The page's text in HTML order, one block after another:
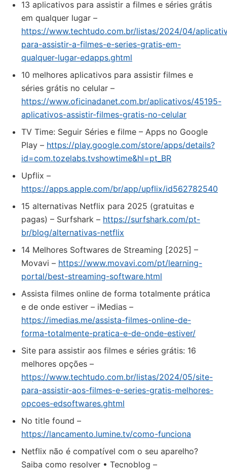
13 aplicativos para assistir a filmes e séries grátis
em qualquer lugar –
https://www.techtudo.com.br/listas/2024/04/
para-assistir-a-filmes-e-series-gratis-em-
qualquer-lugar-edapps.ghtml
10 melhores aplicativos para assistir filmes e
séries grátis no celular –
https://www.oficinadanet.com.br/aplicativos/45195-
aplicativos-assistir-filmes-gratis-no-celular
TV Time: Seguir Séries e filme – Apps no Google
Play – https://play.google.com/store/apps/details?
id=com.tozelabs.tvshowtime&hl=pt_BR
‎Upflix –
https://apps.apple.com/br/app/upflix/id562782540
15 alternativas Netflix para 2025 (gratuitas e
pagas) – Surfshark – https://surfshark.com/pt-
br/blog/alternativas-netflix
14 Melhores Softwares de Streaming [2025] –
Movavi – https://www.movavi.com/pt/learning-
portal/best-streaming-software.html
Assista filmes online de forma totalmente prática
e de onde estiver – iMedias –
https://imedias.me/assista-filmes-online-de-
forma-totalmente-pratica-e-de-onde-estiver/
Site para assistir aos filmes e séries grátis: 16
melhores opções –
https://www.techtudo.com.br/listas/2024/05/site-
para-assistir-aos-filmes-e-series-gratis-melhores-
opcoes-edsoftwares.ghtml
No title found –
https://lancamento.lumine.tv/como-funciona
Netflix não é compatível com o seu aparelho?
Saiba como resolver • Tecnoblog –